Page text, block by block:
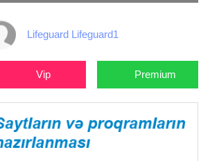
Lifeguard Lifeguard1
Vip Premium